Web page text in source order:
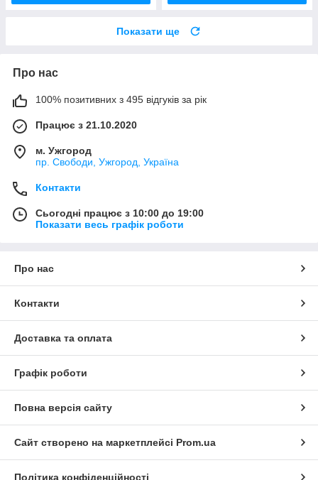
Показати ще
Про нас
100% позитивних з 495 відгуків за рік
Працює з 21.10.2020
м. Ужгород
пр. Свободи, Ужгород, Україна
Контакти
Сьогодні працює з 10:00 до 19:00
Показати весь графік роботи
Про нас
Контакти
Доставка та оплата
Графік роботи
Повна версія сайту
Сайт створено на маркетплейсі Prom.ua
Політика конфіденційності